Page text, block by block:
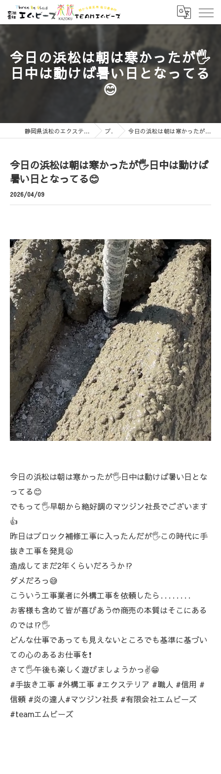
今日の浜松は朝は寒かったが🖐️
日中は動けば暑い日となってる
😊
静岡県浜松のエクステリアなら有限会社エムビーズ ブログ 今日の浜松は朝は寒かったが🖐️日中は動けば暑い日となってる😊
今日の浜松は朝は寒かったが🖐️日中は動けば
暑い日となってる😊
2026/04/09
今日の浜松は朝は寒かったが🖐️日中は動けば暑い日とな
ってる😊
でもって🖐️早朝から絶好調のマツジン社長でございます
👍
昨日はブロック補修工事に入ったんだが🖐️この時代に手
抜き工事を発見😦
造成してまだ2年くらいだろうか⁉️
ダメだろっ😅
こういう工事業者に外構工事を依頼したら‥‥‥‥
お客様も含めて皆が喜びあう🤲商売の本質はそこにある
のでは⁉️🖐️
どんな仕事であっても見えないところでも基準に基づい
ての心のあるお仕事を❗
さて🖐️午後も楽しく遊びましょうかっ✌️😁
#手抜き工事 #外構工事 #エクステリア #職人 #信用 #
信頼 #炎の達人#マツジン社長 #有限会社エムビーズ
#teamエムビーズ